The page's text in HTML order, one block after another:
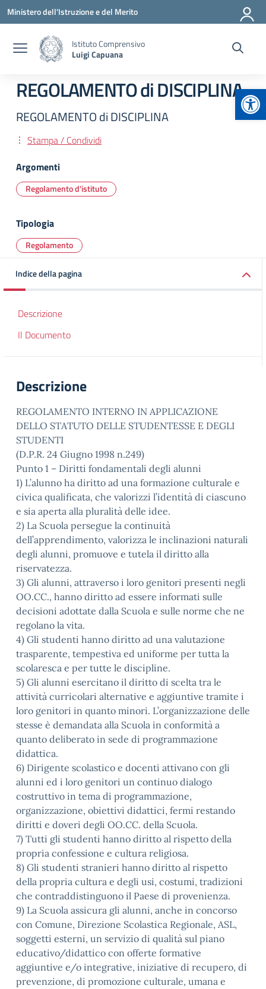
Vai ai contenuti
Vai al menu di navigazione
Vai al footer
Ministero dell'Istruzione e del Merito
Istituto Comprensivo
Luigi Capuana
REGOLAMENTO di DISCIPLINA
REGOLAMENTO di DISCIPLINA
Stampa / Condividi
Argomenti
Regolamento d'istituto
Tipologia
Regolamento
Indice della pagina
Descrizione
Il Documento
Descrizione
REGOLAMENTO INTERNO IN APPLICAZIONE
DELLO STATUTO DELLE STUDENTESSE E DEGLI
STUDENTI
(D.P.R. 24 Giugno 1998 n.249)
Punto 1 – Diritti fondamentali degli alunni
1) L’alunno ha diritto ad una formazione culturale e
civica qualificata, che valorizzi l’identità di ciascuno
e sia aperta alla pluralità delle idee.
2) La Scuola persegue la continuità
dell’apprendimento, valorizza le inclinazioni naturali
degli alunni, promuove e tutela il diritto alla
riservatezza.
3) Gli alunni, attraverso i loro genitori presenti negli
OO.CC., hanno diritto ad essere informati sulle
decisioni adottate dalla Scuola e sulle norme che ne
regolano la vita.
4) Gli studenti hanno diritto ad una valutazione
trasparente, tempestiva ed uniforme per tutta la
scolaresca e per tutte le discipline.
5) Gli alunni esercitano il diritto di scelta tra le
attività curricolari alternative e aggiuntive tramite i
loro genitori in quanto minori. L’organizzazione delle
stesse è demandata alla Scuola in conformità a
quanto deliberato in sede di programmazione
didattica.
6) Dirigente scolastico e docenti attivano con gli
alunni ed i loro genitori un continuo dialogo
costruttivo in tema di programmazione,
organizzazione, obiettivi didattici, fermi restando
diritti e doveri degli OO.CC. della Scuola.
7) Tutti gli studenti hanno diritto al rispetto della
propria confessione e cultura religiosa.
8) Gli studenti stranieri hanno diritto al rispetto
della propria cultura e degli usi, costumi, tradizioni
che contraddistinguono il Paese di provenienza.
9) La Scuola assicura gli alunni, anche in concorso
con Comune, Direzione Scolastica Regionale, ASL,
soggetti esterni, un servizio di qualità sul piano
educativo/didattico con offerte formative
aggiuntive e/o integrative, iniziative di recupero, di
prevenzione, di promozione culturale, umana e